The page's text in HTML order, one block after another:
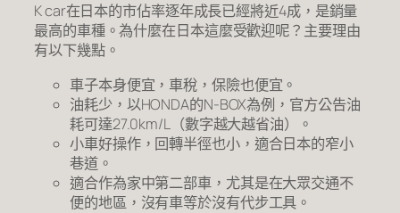
K car在日本的市佔率逐年成長已經將近4成，是銷量
最高的車種。為什麼在日本這麼受歡迎呢？主要理由
有以下幾點。
車子本身便宜，車稅，保險也便宜。
油耗少，以HONDA的N-BOX為例，官方公告油
耗可達27.0km/L（數字越大越省油）。
小車好操作，回轉半徑也小，適合日本的窄小
巷道。
適合作為家中第二部車，尤其是在大眾交通不
便的地區，沒有車等於沒有代步工具。